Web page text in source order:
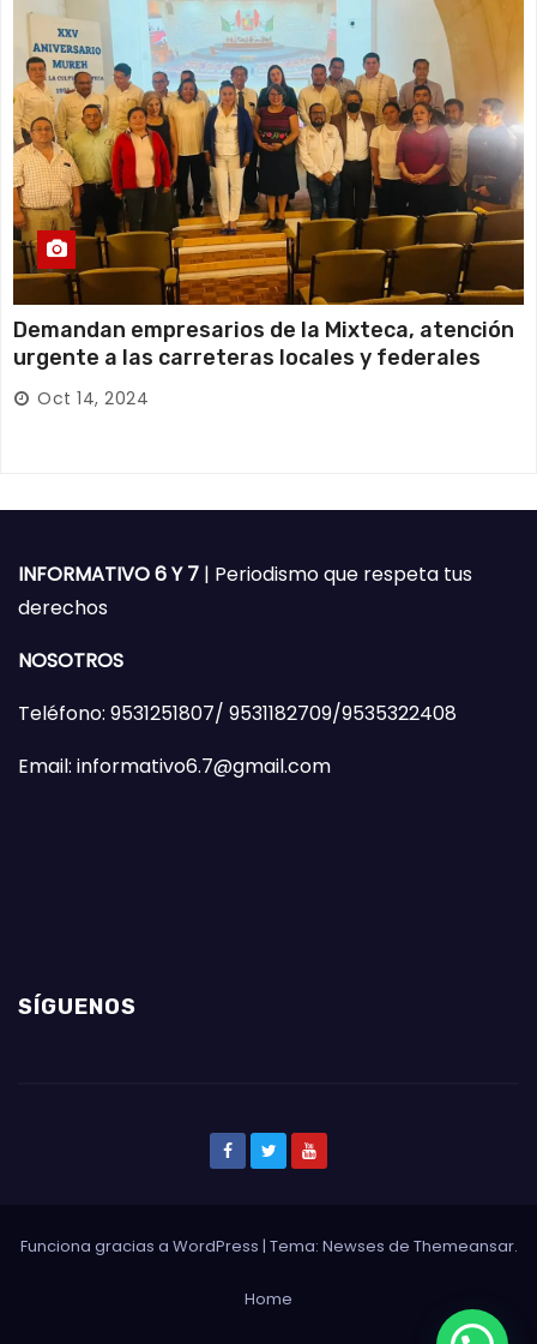
Demandan empresarios de la Mixteca, atención
urgente a las carreteras locales y federales
Oct 14, 2024
INFORMATIVO 6 Y 7 | Periodismo que respeta tus
derechos
NOSOTROS
Teléfono: 9531251807/ 9531182709/9535322408
Email: informativo6.7@gmail.com
SÍGUENOS
Funciona gracias a WordPress | Tema: Newses de Themeansar.
Home